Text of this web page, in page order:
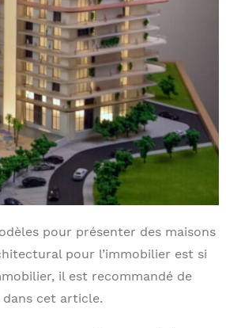
pour présenter des maisons
pour l’immobilier est si
il est recommandé de
cet article.